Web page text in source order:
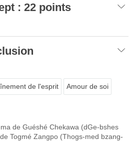
: 22 points
de l'esprit Amour de soi
de Guéshé Chekawa (dGe-bshes
Togmé Zangpo (Thogs-med bzang-